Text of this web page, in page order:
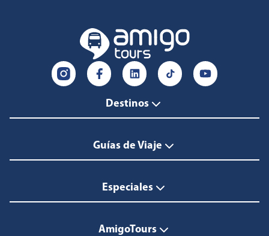
Destinos
Guías de Viaje
Especiales
AmigoTours